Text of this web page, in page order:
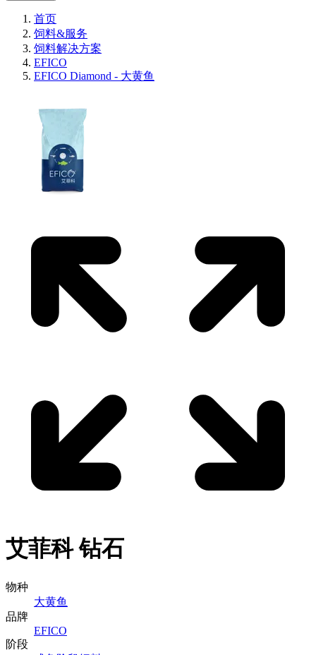
首页
饲料&服务
饲料解决方案
EFICO
EFICO Diamond - 大黄鱼
艾菲科 钻石
物种
大黄鱼
品牌
EFICO
阶段